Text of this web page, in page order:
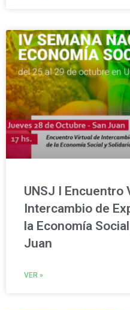
UNSJ I Encuentro
Intercambio de
la Economía
Juan
VER »